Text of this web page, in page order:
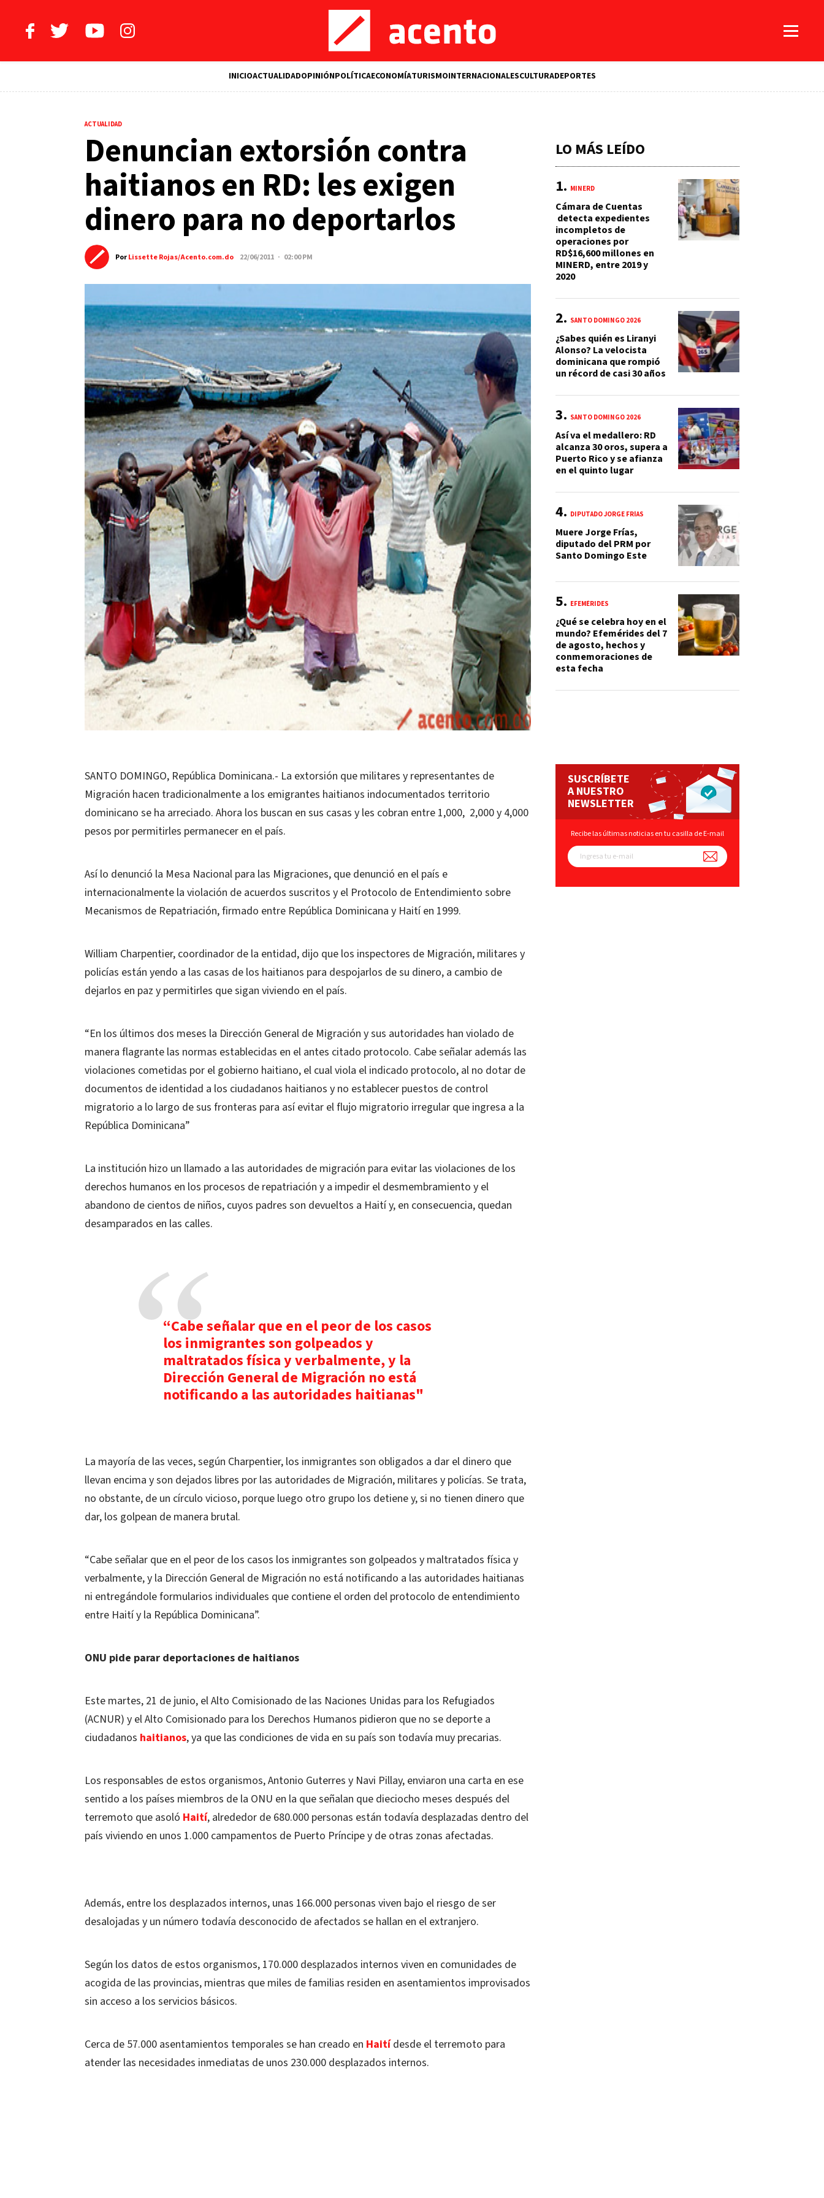
INICIOACTUALIDADOPINIÓNPOLÍTICAECONOMÍATURISMOINTERNACIONALESCULTURADEPORTES
ACTUALIDAD
Denuncian extorsión contra
haitianos en RD: les exigen
dinero para no deportarlos
PorLissette Rojas/Acento.com.do 22/06/2011 · 02:00 PM
SANTO DOMINGO, República Dominicana.- La extorsión que militares y representantes de
Migración hacen tradicionalmente a los emigrantes haitianos indocumentados territorio
dominicano se ha arreciado. Ahora los buscan en sus casas y les cobran entre 1,000, 2,000 y 4,000
pesos por permitirles permanecer en el país.
Así lo denunció la Mesa Nacional para las Migraciones, que denunció en el país e
internacionalmente la violación de acuerdos suscritos y el Protocolo de Entendimiento sobre
Mecanismos de Repatriación, firmado entre República Dominicana y Haití en 1999.
William Charpentier, coordinador de la entidad, dijo que los inspectores de Migración, militares y
policías están yendo a las casas de los haitianos para despojarlos de su dinero, a cambio de
dejarlos en paz y permitirles que sigan viviendo en el país.
“En los últimos dos meses la Dirección General de Migración y sus autoridades han violado de
manera flagrante las normas establecidas en el antes citado protocolo. Cabe señalar además las
violaciones cometidas por el gobierno haitiano, el cual viola el indicado protocolo, al no dotar de
documentos de identidad a los ciudadanos haitianos y no establecer puestos de control
migratorio a lo largo de sus fronteras para así evitar el flujo migratorio irregular que ingresa a la
República Dominicana”
La institución hizo un llamado a las autoridades de migración para evitar las violaciones de los
derechos humanos en los procesos de repatriación y a impedir el desmembramiento y el
abandono de cientos de niños, cuyos padres son devueltos a Haití y, en consecuencia, quedan
desamparados en las calles.
“Cabe señalar que en el peor de los casos
los inmigrantes son golpeados y
maltratados física y verbalmente, y la
Dirección General de Migración no está
notificando a las autoridades haitianas"
La mayoría de las veces, según Charpentier, los inmigrantes son obligados a dar el dinero que
llevan encima y son dejados libres por las autoridades de Migración, militares y policías. Se trata,
no obstante, de un círculo vicioso, porque luego otro grupo los detiene y, si no tienen dinero que
dar, los golpean de manera brutal.
“Cabe señalar que en el peor de los casos los inmigrantes son golpeados y maltratados física y
verbalmente, y la Dirección General de Migración no está notificando a las autoridades haitianas
ni entregándole formularios individuales que contiene el orden del protocolo de entendimiento
entre Haití y la República Dominicana”.
ONU pide parar deportaciones de haitianos
Este martes, 21 de junio, el Alto Comisionado de las Naciones Unidas para los Refugiados
(ACNUR) y el Alto Comisionado para los Derechos Humanos pidieron que no se deporte a
ciudadanos haitianos, ya que las condiciones de vida en su país son todavía muy precarias.
Los responsables de estos organismos, Antonio Guterres y Navi Pillay, enviaron una carta en ese
sentido a los países miembros de la ONU en la que señalan que dieciocho meses después del
terremoto que asoló Haití, alrededor de 680.000 personas están todavía desplazadas dentro del
país viviendo en unos 1.000 campamentos de Puerto Príncipe y de otras zonas afectadas.
Además, entre los desplazados internos, unas 166.000 personas viven bajo el riesgo de ser
desalojadas y un número todavía desconocido de afectados se hallan en el extranjero.
Según los datos de estos organismos, 170.000 desplazados internos viven en comunidades de
acogida de las provincias, mientras que miles de familias residen en asentamientos improvisados
sin acceso a los servicios básicos.
Cerca de 57.000 asentamientos temporales se han creado en Haitídesde el terremoto para
atender las necesidades inmediatas de unos 230.000 desplazados internos.
LO MÁS LEÍDO
MINERD
Cámara de Cuentas
detecta expedientes
incompletos de
operaciones por
RD$16,600 millones en
MINERD, entre 2019 y
2020
SANTO DOMINGO 2026
¿Sabes quién es Liranyi
Alonso? La velocista
dominicana que rompió
un récord de casi 30 años
SANTO DOMINGO 2026
Así va el medallero: RD
alcanza 30 oros, supera a
Puerto Rico y se afianza
en el quinto lugar
DIPUTADO JORGE FRÍAS
Muere Jorge Frías,
diputado del PRM por
Santo Domingo Este
EFEMÉRIDES
¿Qué se celebra hoy en el
mundo? Efemérides del 7
de agosto, hechos y
conmemoraciones de
esta fecha
SUSCRÍBETE
A NUESTRO
NEWSLETTER
Recibe las últimas noticias en tu casilla de E-mail